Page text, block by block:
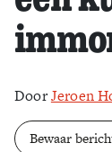
DoorJeroen
Bewaar